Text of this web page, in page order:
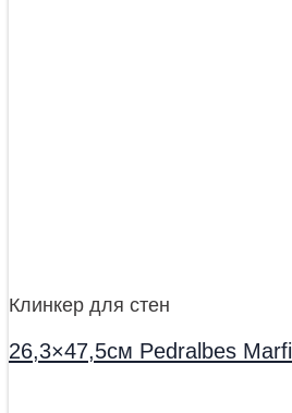
Клинкер для стен
26,3×47,5см Pedralbes Marfil